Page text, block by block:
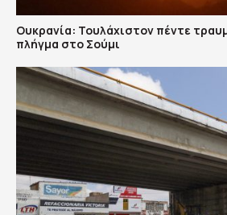
Ουκρανία: Τουλάχιστον πέντε
πλήγμα στο Σούμι